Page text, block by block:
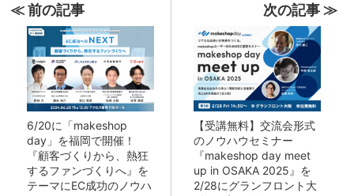
≪ 前の記事
6/20に「makeshop
day」を福岡で開催！
『顧客づくりから、熱狂
するファンづくりへ』を
テーマにEC成功のノウハ
次の記事 ≫
【受講無料】交流会形式
のノウハウセミナー
『makeshop day meet
up in OSAKA 2025』を
2/28にグランフロント大